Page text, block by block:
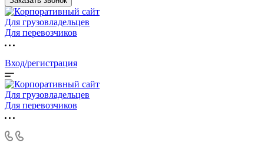
Для грузовладельцев
Для перевозчиков
Вход/регистрация
Для грузовладельцев
Для перевозчиков